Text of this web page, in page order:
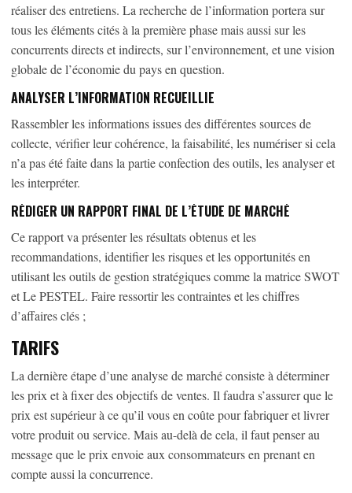
réaliser des entretiens. La recherche de l’information portera sur
tous les éléments cités à la première phase mais aussi sur les
concurrents directs et indirects, sur l’environnement, et une vision
globale de l’économie du pays en question.
ANALYSER L’INFORMATION RECUEILLIE
Rassembler les informations issues des différentes sources de
collecte, vérifier leur cohérence, la faisabilité, les numériser si cela
n’a pas été faite dans la partie confection des outils, les analyser et
les interpréter.
RÉDIGER UN RAPPORT FINAL DE L’ÉTUDE DE MARCHÉ
Ce rapport va présenter les résultats obtenus et les
recommandations, identifier les risques et les opportunités en
utilisant les outils de gestion stratégiques comme la matrice SWOT
et Le PESTEL. Faire ressortir les contraintes et les chiffres
d’affaires clés ;
TARIFS
La dernière étape d’une analyse de marché consiste à déterminer
les prix et à fixer des objectifs de ventes. Il faudra s’assurer que le
prix est supérieur à ce qu’il vous en coûte pour fabriquer et livrer
votre produit ou service. Mais au-delà de cela, il faut penser au
message que le prix envoie aux consommateurs en prenant en
compte aussi la concurrence.